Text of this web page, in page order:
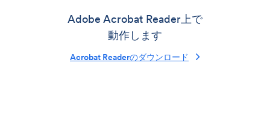
Adobe Acrobat Reader上で
動作します
Acrobat Readerのダウンロード